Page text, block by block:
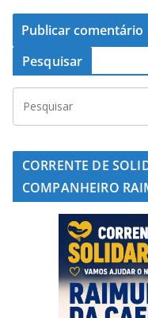
Pesquisar
CORRENTE DE
COMPANHEIRO